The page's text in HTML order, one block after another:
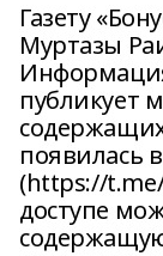
Газету
Муртазы
публикует
появилась
(https://
доступе